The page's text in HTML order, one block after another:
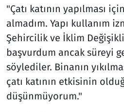
"Çatı katının yapılması
almadım. Yapı kullanım
Şehircilik ve İklim
başvurdum ancak süreyi
söylediler. Binanın
çatı katının etkisinin
düşünmüyorum."